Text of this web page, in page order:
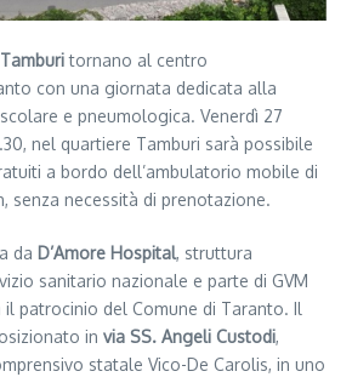
tornano al centro
con una giornata dedicata alla
e pneumologica. Venerdì 27
nel quartiere Tamburi sarà possibile
a bordo dell’ambulatorio mobile di
senza necessità di prenotazione.
da D’Amore Hospital, struttura
sanitario nazionale e parte di GVM
il patrocinio del Comune di Taranto. Il
in via SS. Angeli Custodi,
statale Vico-De Carolis, in uno